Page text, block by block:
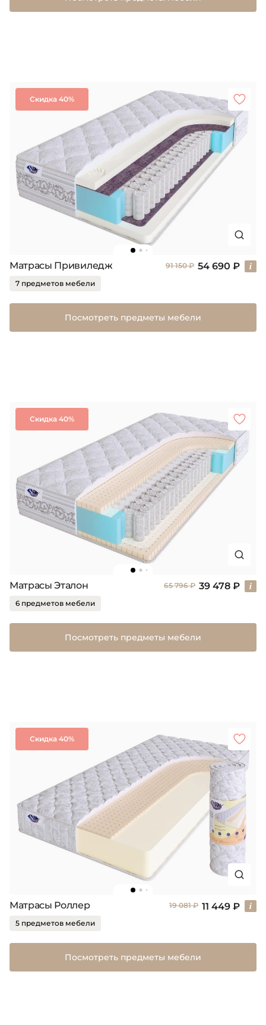
Скидка 40%
Матрасы Привиледж 91 150 ₽ 54 690 ₽
7 предметов мебели
Посмотреть предметы мебели
Скидка 40%
Матрасы Эталон 65 796 ₽ 39 478 ₽
6 предметов мебели
Посмотреть предметы мебели
Скидка 40%
Матрасы Роллер 19 081 ₽ 11 449 ₽
5 предметов мебели
Посмотреть предметы мебели